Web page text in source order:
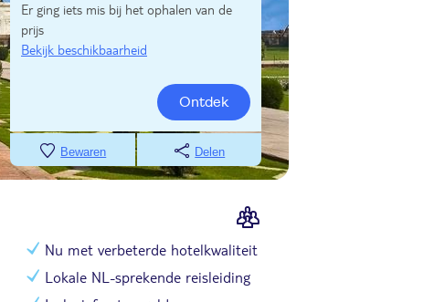
Er ging iets mis bij het ophalen van de
prijs
Bekijk beschikbaarheid
Ontdek
Bewaren Delen
Nu met verbeterde hotelkwaliteit
Lokale NL-sprekende reisleiding